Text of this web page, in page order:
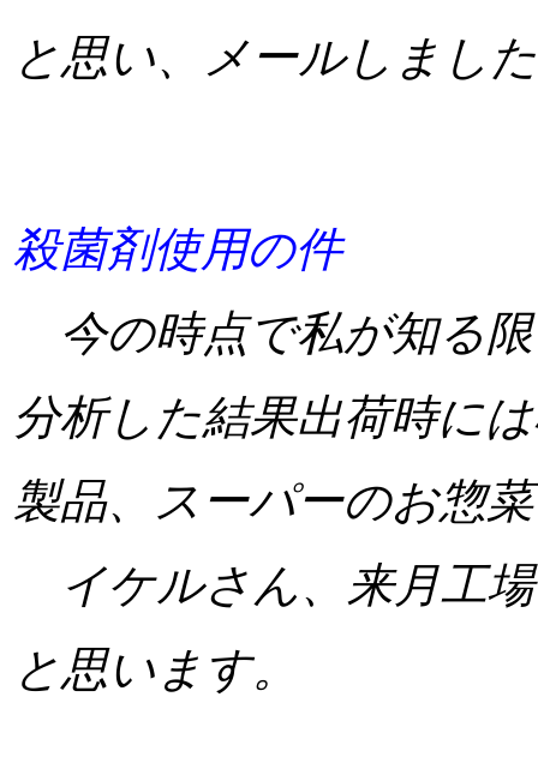
と思い、メールしまし
殺菌剤使用の件
今の時点で私が知る限
分析した結果出荷時に
製品、スーパーのお惣
イケルさん、来月工
と思います。